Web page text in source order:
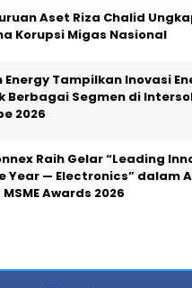
Aset Riza Chalid
Korupsi Migas Nasional
Energy Tampilkan Inovasi
Berbagai Segmen di
2026
Raih Gelar “Leading
Year — Electronics” dalam
Awards 2026